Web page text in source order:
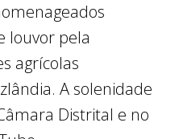
louvor pela
agrícolas
A solenidade
Distrital e no